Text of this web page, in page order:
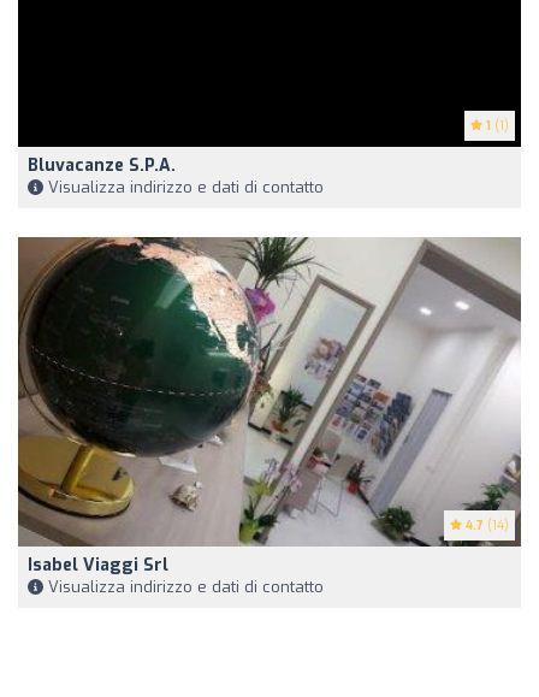
1 (1)
Bluvacanze S.P.A.
Visualizza indirizzo e dati di contatto
4.7 (14)
Isabel Viaggi Srl
Visualizza indirizzo e dati di contatto